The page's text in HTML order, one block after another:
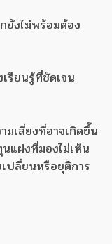
งไม่พร้อมต้อง
ยนรู้ที่ชัดเจน
เสี่ยงที่อาจเกิดขึ้น
แฝงที่มองไม่เห็น
ปลี่ยนหรือยุติการ